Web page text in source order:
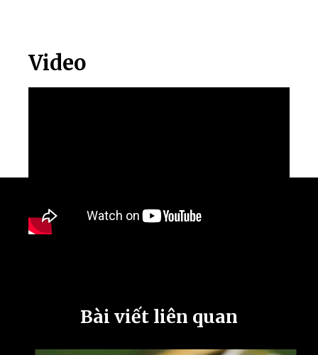
Video
Bài viết liên quan